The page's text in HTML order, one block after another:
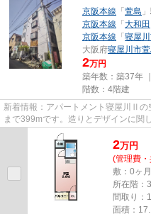
京阪本線 「 萱島
京阪本線 「 大和田
京阪本線 「 寝屋
大阪府寝屋川市
2万円
築年数：築37年
階数：4階建
新着情報：アパートメント寝屋川Ⅱ
まで399mです。造りとデザインに関
ションです。電車での移動がよ...
2万円
(管理費
敷：0ヶ
所在階：
間取り：
面積：